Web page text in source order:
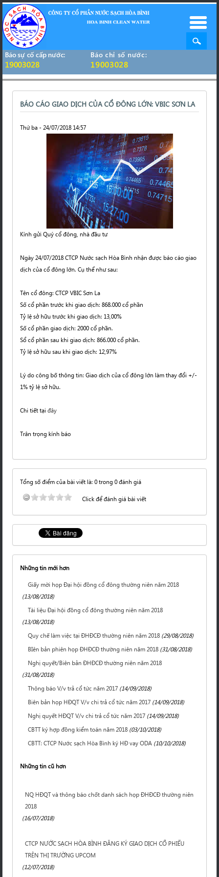
Báo sự cố cấp nước:
19003028
Báo chỉ số nước:
19003028
BÁO CÁO GIAO DỊCH CỦA CỔ ĐÔNG LỚN: VBIC SƠN LA
Thứ ba - 24/07/2018 14:57
Kính gửi Quý cổ đông, nhà đầu tư
Ngày 24/07/2018 CTCP Nước sạch Hòa Bình nhận được báo cáo giao
dịch của cổ đông lớn. Cụ thể như sau:
Tên cổ đông: CTCP VBIC Sơn La
Số cổ phần trước khi giao dịch: 868.000 cổ phần
Tỷ lệ sở hữu trước khi giao dịch: 13,00%
Số cổ phần giao dịch: 2000 cổ phần.
Sổ cổ phần sau khi giao dịch: 866.000 cổ phần.
Tỷ lệ sở hữu sau khi giao dịch: 12,97%
Lý do công bố thông tin: Giao dịch của cổ đông lớn làm thay đổi +/-
1% tỷ lệ sở hữu.
Chi tiết tại đây
Trân trọng kính báo
Tổng số điểm của bài viết là: 0 trong 0 đánh giá
Click để đánh giá bài viết
Những tin mới hơn
Giấy mời họp Đại hội đồng cổ đông thường niên năm 2018
(13/08/2018)
Tài liệu Đại hội đồng cổ đông thường niên năm 2018
(13/08/2018)
Quy chế làm việc tại ĐHĐCĐ thường niên năm 2018 (29/08/2018)
BIên bản phiên họp ĐHĐCĐ thường niên năm 2018 (31/08/2018)
Nghị quyết/Biên bản ĐHĐCĐ thường niên năm 2018
(31/08/2018)
Thông báo V/v trả cổ tức năm 2017 (14/09/2018)
Biên bản họp HĐQT V/v chi trả cổ tức năm 2017 (14/09/2018)
Nghị quyết HĐQT V/v chi trả cổ tức năm 2017 (14/09/2018)
CBTT ký hợp đồng kiểm toán năm 2018 (03/10/2018)
CBTT: CTCP Nước sạch Hòa Bình ký HĐ vay ODA (10/10/2018)
Những tin cũ hơn
NQ HĐQT và thông báo chốt danh sách họp ĐHĐCĐ thường niên
2018
(16/07/2018)
CTCP NƯỚC SẠCH HÒA BÌNH ĐĂNG KÝ GIAO DỊCH CỔ PHIẾU
TRÊN THỊ TRƯỜNG UPCOM
(12/07/2018)